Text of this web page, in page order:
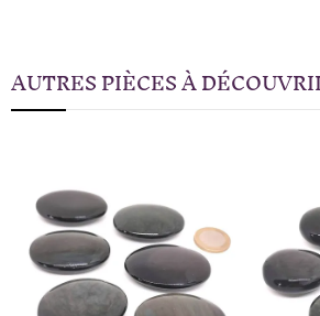
AUTRES PIÈCES À